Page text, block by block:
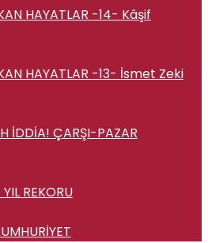
HAYATLAR -14- Kâşif
HAYATLAR -13- İsmet Zeki
İDDİA! ÇARŞI-PAZAR
REKORU